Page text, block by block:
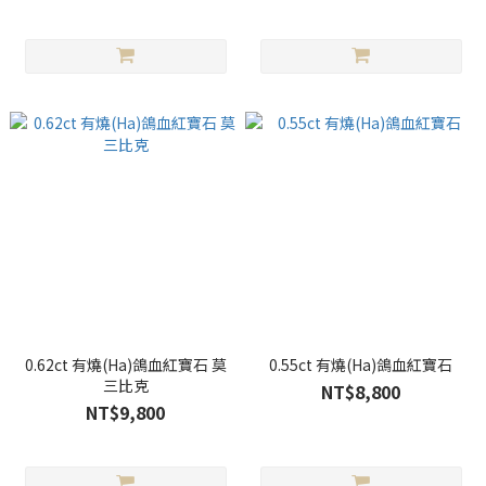
0.62ct 有燒(Ha)鴿血紅寶石 莫
三比克
NT$9,800
0.55ct 有燒(Ha)鴿血紅寶石
NT$8,800